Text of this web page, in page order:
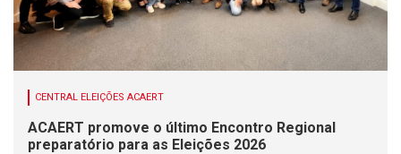
CENTRAL ELEIÇÕES ACAERT
ACAERT promove o último Encontro Regional
preparatório para as Eleições 2026